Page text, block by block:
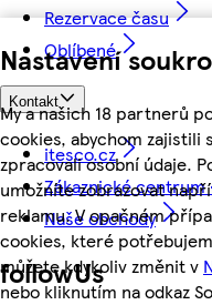
Nastavení
My a našich 18 partnerů
cookies, abychom zajistili
zpracovali osobní údaje.
umožníte zobrazovat
reklamu. V opačném
cookies, které
můžete kdykoliv změnit v
nebo kliknutím na odkaz
Rezervace času
Oblíbené
Kontakt
itesco.cz
Zákaznické
Naše obchody
followUs